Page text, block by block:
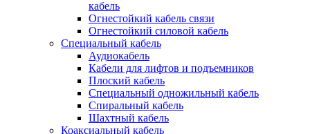
кабель
Огнестойкий кабель связи
Огнестойкий силовой кабель
Специальный кабель
Аудиокабель
Кабели для лифтов и подъемников
Плоский кабель
Специальный одножильный кабель
Спиральный кабель
Шахтный кабель
Коаксиальный кабель